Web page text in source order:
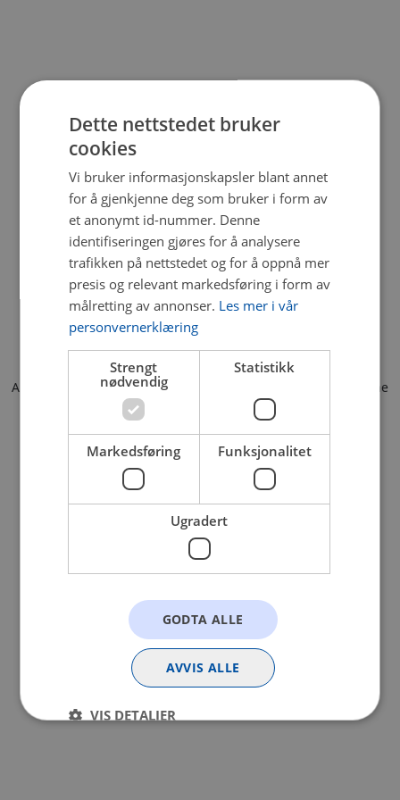
Application error: a client-side exception has occurred (see the
browser console for more information).
Dette nettstedet bruker
cookies
Vi bruker informasjonskapsler blant annet
for å gjenkjenne deg som bruker i form av
et anonymt id-nummer. Denne
identifiseringen gjøres for å analysere
trafikken på nettstedet og for å oppnå mer
presis og relevant markedsføring i form av
målretting av annonser. Les mer i vår
personvernerklæring
Strengt
nødvendig
Statistikk
Markedsføring Funksjonalitet
Ugradert
GODTA ALLE
AVVIS ALLE
VIS DETALJER